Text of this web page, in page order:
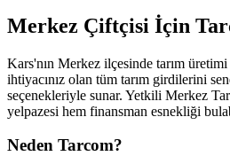
Merkez Çiftçisi İçin
Kars'nın Merkez ilçesinde tarım
ihtiyacınız olan tüm tarım girdilerini
seçenekleriyle sunar. Yetkili Merkez
yelpazesi hem finansman esnekliği
Neden Tarcom?